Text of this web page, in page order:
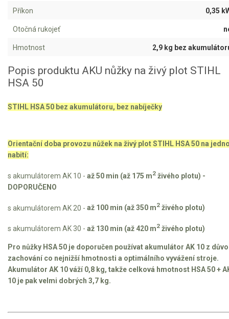
Vertikutátory
Kultivátory
Elektrické nůžky na živý plot
Vysavače a foukače
Elektrocentrály
Štěpkovače a drtiče
Elektrické skútry
Elektrické tříkolky
Elektrické tříkolky pracovní
Příkon 0,35
Otočná rukojeť
Hmotnost 2,9 kg bez
Popis produktu AKU nůžky na živý plot STIHL
HSA 50
STIHL HSA 50 bez akumulátoru, bez nabíječky
Orientační doba provozu nůžek na živý plot STIHL HSA 50 na
nabití:
s akumulátorem AK 10 - až 50 min (až 175 m2 živého plotu) -
DOPORUČENO
s akumulátorem AK 20 - až 100 min (až 350 m2 živého plotu)
s akumulátorem AK 30 - až 130 min (až 420 m2 živého plotu)
Pro nůžky HSA 50 je doporučen používat akumulátor AK 10 z
zachování co nejnižší hmotnosti a optimálního vyvážení stroje.
Akumulátor AK 10 váží 0,8 kg, takže celková hmotnost HSA 50 +
10 je pak velmi dobrých 3,7 kg.